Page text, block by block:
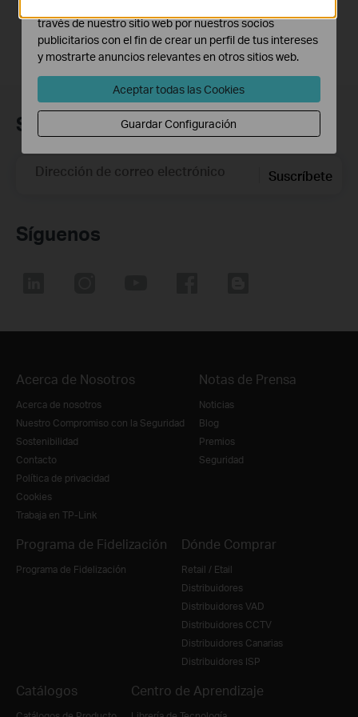
Suscripción
Dirección de correo electrónico Suscríbete
Síguenos
Acerca de Nosotros
Acerca de nosotros
Nuestro Compromiso con la Seguridad
Sostenibilidad
Contacto
Política de privacidad
Cookies
Trabaja en TP-Link
Notas de Prensa
Noticias
Blog
Premios
Seguridad
Programa de Fidelización
Programa de Fidelización
Dónde Comprar
Retail / Etail
Distribuidores
Distribuidores VAD
Distribuidores CCTV
Distribuidores Canarias
Distribuidores ISP
Catálogos Centro de Aprendizaje
través de nuestro sitio web por nuestros socios
publicitarios con el fin de crear un perfil de tus intereses
y mostrarte anuncios relevantes en otros sitios web.
Aceptar todas las Cookies
Guardar Configuración